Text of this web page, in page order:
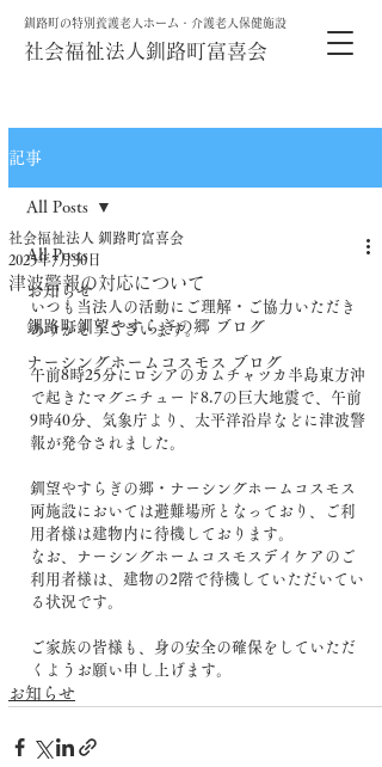
釧路町の特別養護老人ホーム・介護老人保健施設
社会福祉法人釧路町富喜会
記事
All Posts
お知らせ
釧路町釧望やすらぎの郷 ブログ
ナーシングホームコスモス ブログ
All Posts
津波警報の対応について
社会福祉法人 釧路町富喜会
2025年7月30日
いつも当法人の活動にご理解・ご協力いただき
ありがとうございます。
午前8時25分にロシアのカムチャツカ半島東方沖
で起きたマグニチュード8.7の巨大地震で、午前
9時40分、気象庁より、太平洋沿岸などに津波警
報が発令されました。
釧望やすらぎの郷・ナーシングホームコスモス
両施設においては避難場所となっており、ご利
用者様は建物内に待機しております。
なお、ナーシングホームコスモスデイケアのご
利用者様は、建物の2階で待機していただいてい
る状況です。
ご家族の皆様も、身の安全の確保をしていただ
くようお願い申し上げます。
お知らせ